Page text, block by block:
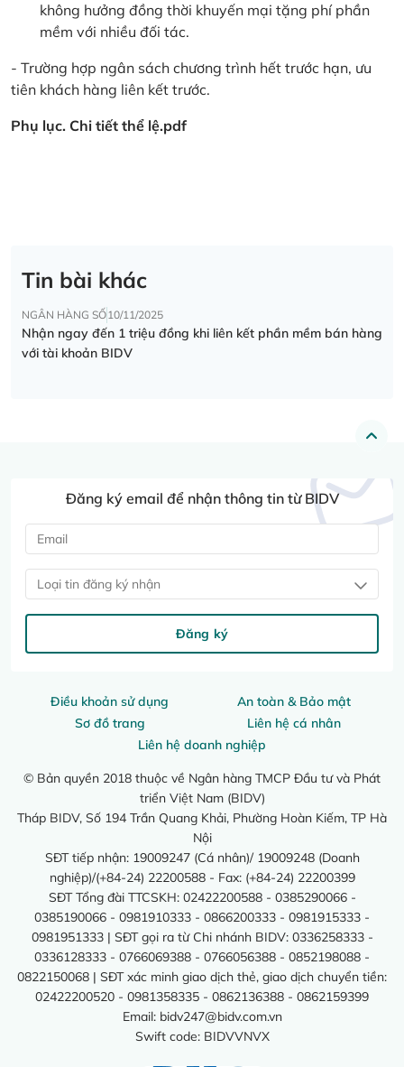
không hưởng đồng thời khuyến mại tặng phí phần
mềm với nhiều đối tác.
- Trường hợp ngân sách chương trình hết trước hạn, ưu
tiên khách hàng liên kết trước.
Phụ lục. Chi tiết thể lệ.pdf
Tin bài khác
NGÂN HÀNG SỐ10/11/2025
Nhận ngay đến 1 triệu đồng khi liên kết phần mềm bán hàng
với tài khoản BIDV
Điều khoản sử dụng
An toàn & Bảo mật
Sơ đồ trang
Liên hệ cá nhân
Liên hệ doanh nghiệp
© Bản quyền 2018 thuộc về Ngân hàng TMCP Đầu tư và Phát
triển Việt Nam (BIDV)
Tháp BIDV, Số 194 Trần Quang Khải, Phường Hoàn Kiếm, TP Hà
Nội
SĐT tiếp nhận: 19009247 (Cá nhân)/ 19009248 (Doanh
nghiệp)/(+84-24) 22200588 - Fax: (+84-24) 22200399
SĐT Tổng đài TTCSKH: 02422200588 - 0385290066 -
0385190066 - 0981910333 - 0866200333 - 0981915333 -
0981951333 | SĐT gọi ra từ Chi nhánh BIDV: 0336258333 -
0336128333 - 0766069388 - 0766056388 - 0852198088 -
0822150068 | SĐT xác minh giao dịch thẻ, giao dịch chuyển tiền:
02422200520 - 0981358335 - 0862136388 - 0862159399
Email: bidv247@bidv.com.vn
Swift code: BIDVVNVX
Đăng ký email để nhận thông tin từ BIDV
Loại tin đăng ký nhận
Đăng ký